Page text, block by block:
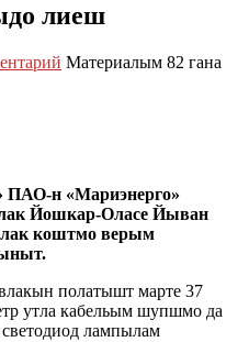
лиеш
Материалым 82 гана
ПАО-н «Мариэнерго»
Йошкар-Оласе Йыван
коштмо верым
полатышт марте 37
утла кабельым шупшмо да
лампылам